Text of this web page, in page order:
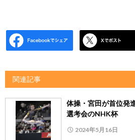
関連記事
体操・宮田が首位発
選考会のNHK杯
2024年5月16日